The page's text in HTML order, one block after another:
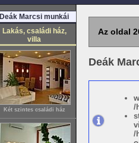
Deák Marcsi munkái
Lakás, családi ház,
villa
Két szintes családi ház
Az oldal
Deák
/
/